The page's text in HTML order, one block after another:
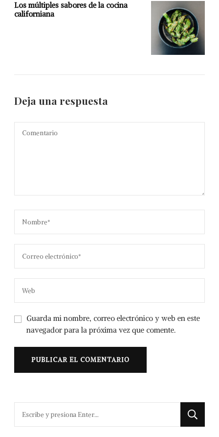
Los múltiples sabores de la cocina
californiana
Deja una respuesta
Guarda mi nombre, correo electrónico y web en este
navegador para la próxima vez que comente.